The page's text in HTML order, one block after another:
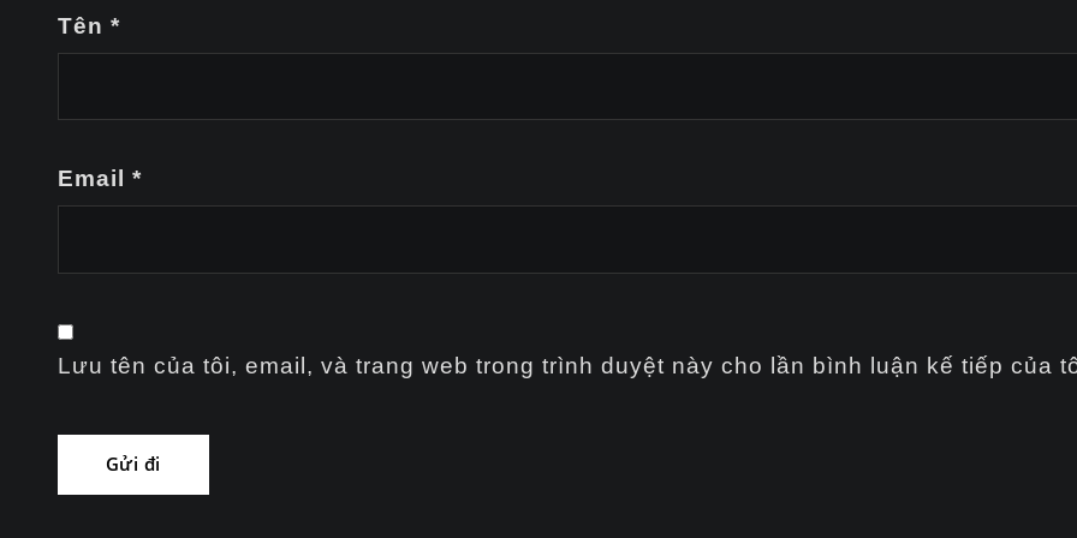
Tên *
Email *
Lưu tên của tôi, email, và trang web trong trình duyệt này cho lần bình luận kế tiếp của